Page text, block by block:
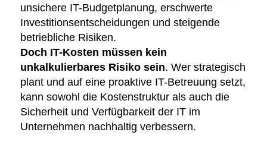
unsichere IT-Budgetplanung, erschwerte
Investitionsentscheidungen und steigende
betriebliche Risiken.
Doch IT-Kosten müssen kein
unkalkulierbares Risiko sein. Wer strategisch
plant und auf eine proaktive IT-Betreuung setzt,
kann sowohl die Kostenstruktur als auch die
Sicherheit und Verfügbarkeit der IT im
Unternehmen nachhaltig verbessern.